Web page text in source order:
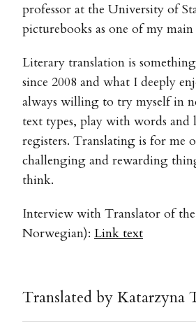
professor at the University of
picturebooks as one of my main
Literary translation is
since 2008 and what I deeply
always willing to try myself in
text types, play with words and
registers. Translating is for me
challenging and rewarding
think.
Interview with Translator of
Norwegian): Link text
Translated by Katarzyna